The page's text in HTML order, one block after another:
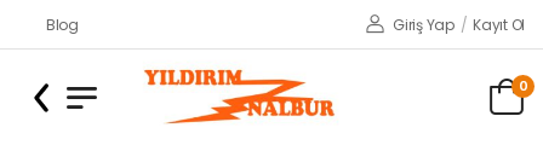
Blog Giriş Yap / Kayıt Ol
0